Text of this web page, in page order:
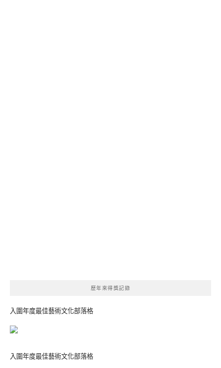
歷年來得獎記錄
入圍年度最佳藝術文化部落格
入圍年度最佳藝術文化部落格